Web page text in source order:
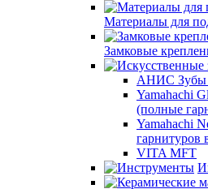
Материалы для
Замковые
АНИС Зубы
Yamahachi
(полные
Yamahachi
гарнитуров
VITA MFT